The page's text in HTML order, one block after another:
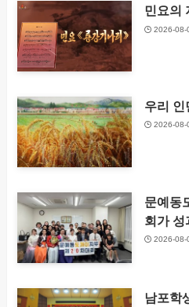
민요의
2026-08-
우리 인
2026-08-
문예동
회가 성
2026-08-
남포학